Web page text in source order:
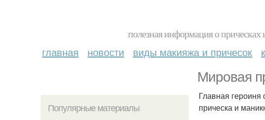
полезная информация о
главная новости виды макияжа и причесок
Мировая
Популярные материалы
Главная
прическа и